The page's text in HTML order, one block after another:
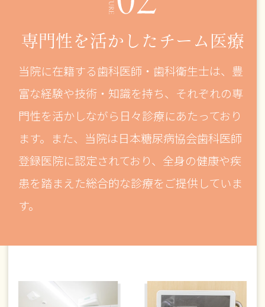
専門性を活かした チーム医療
当院に在籍する歯科医師・歯科衛生士は、豊
富な経験や技術・知識を持ち、それぞれの専
門性を活かしながら日々診療にあたっており
ます。また、当院は日本糖尿病協会歯科医師
登録医院に認定されており、全身の健康や疾
患を踏まえた総合的な診療をご提供していま
す。